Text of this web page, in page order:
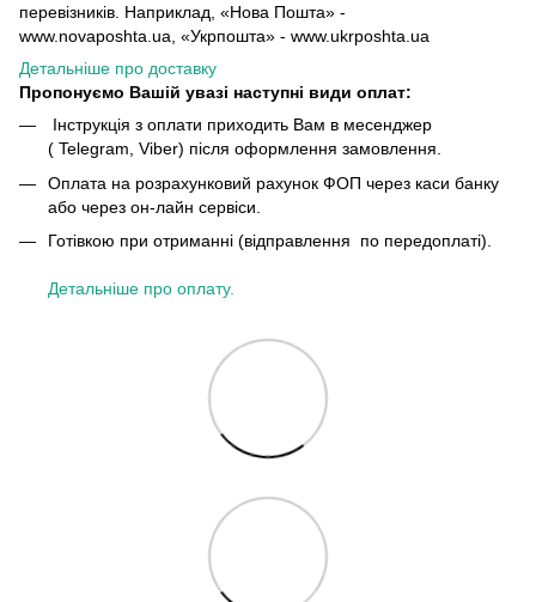
перевізників. Наприклад, «Нова Пошта» -
www.novaposhta.ua, «Укрпошта» - www.ukrposhta.ua
Детальніше про доставку
Пропонуємо Вашій увазі наступні види оплат:
Інструкція з оплати приходить Вам в месенджер
( Telegram, Viber) після оформлення замовлення.
Оплата на розрахунковий рахунок ФОП через каси банку
або через он-лайн сервіси.
Готівкою при отриманні (відправлення по передоплаті).
Детальніше про оплату.